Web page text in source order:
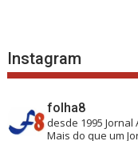
Instagram
folha8
desde 1995
Mais do que um